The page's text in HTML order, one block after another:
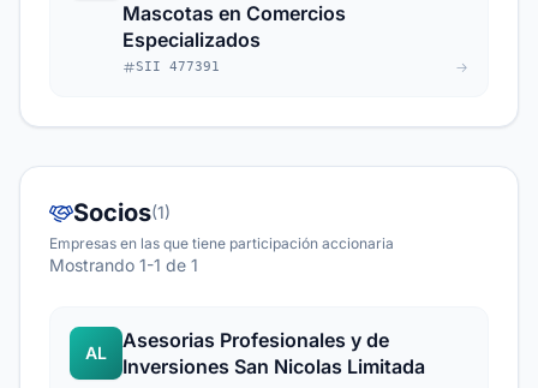
Mascotas en Comercios
Especializados
SII 477391
Socios(1)
Empresas en las que tiene participación accionaria
Mostrando 1-1 de 1
AL
Asesorias Profesionales y de
Inversiones San Nicolas Limitada